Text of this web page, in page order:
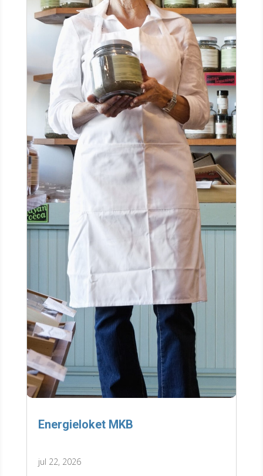
Energieloket MKB
jul 22, 2026